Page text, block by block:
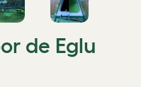
de Eglu